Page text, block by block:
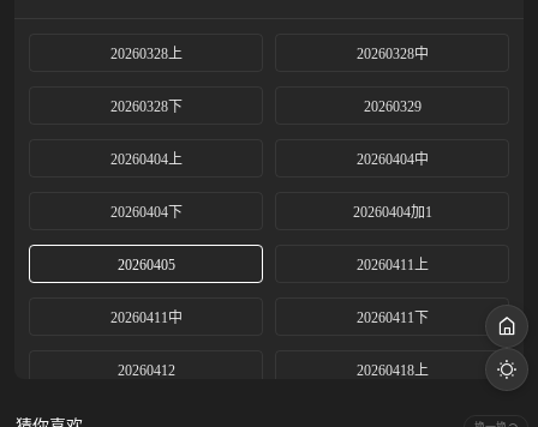
20260328上 20260328中
20260328下 20260329
20260404上 20260404中
20260404下 20260404加1
20260405 20260411上
20260411中 20260411下
20260412 20260418上